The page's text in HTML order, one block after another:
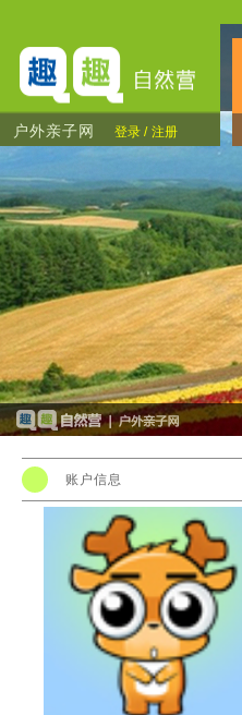
户外亲子网 登录 / 注册
账户信息